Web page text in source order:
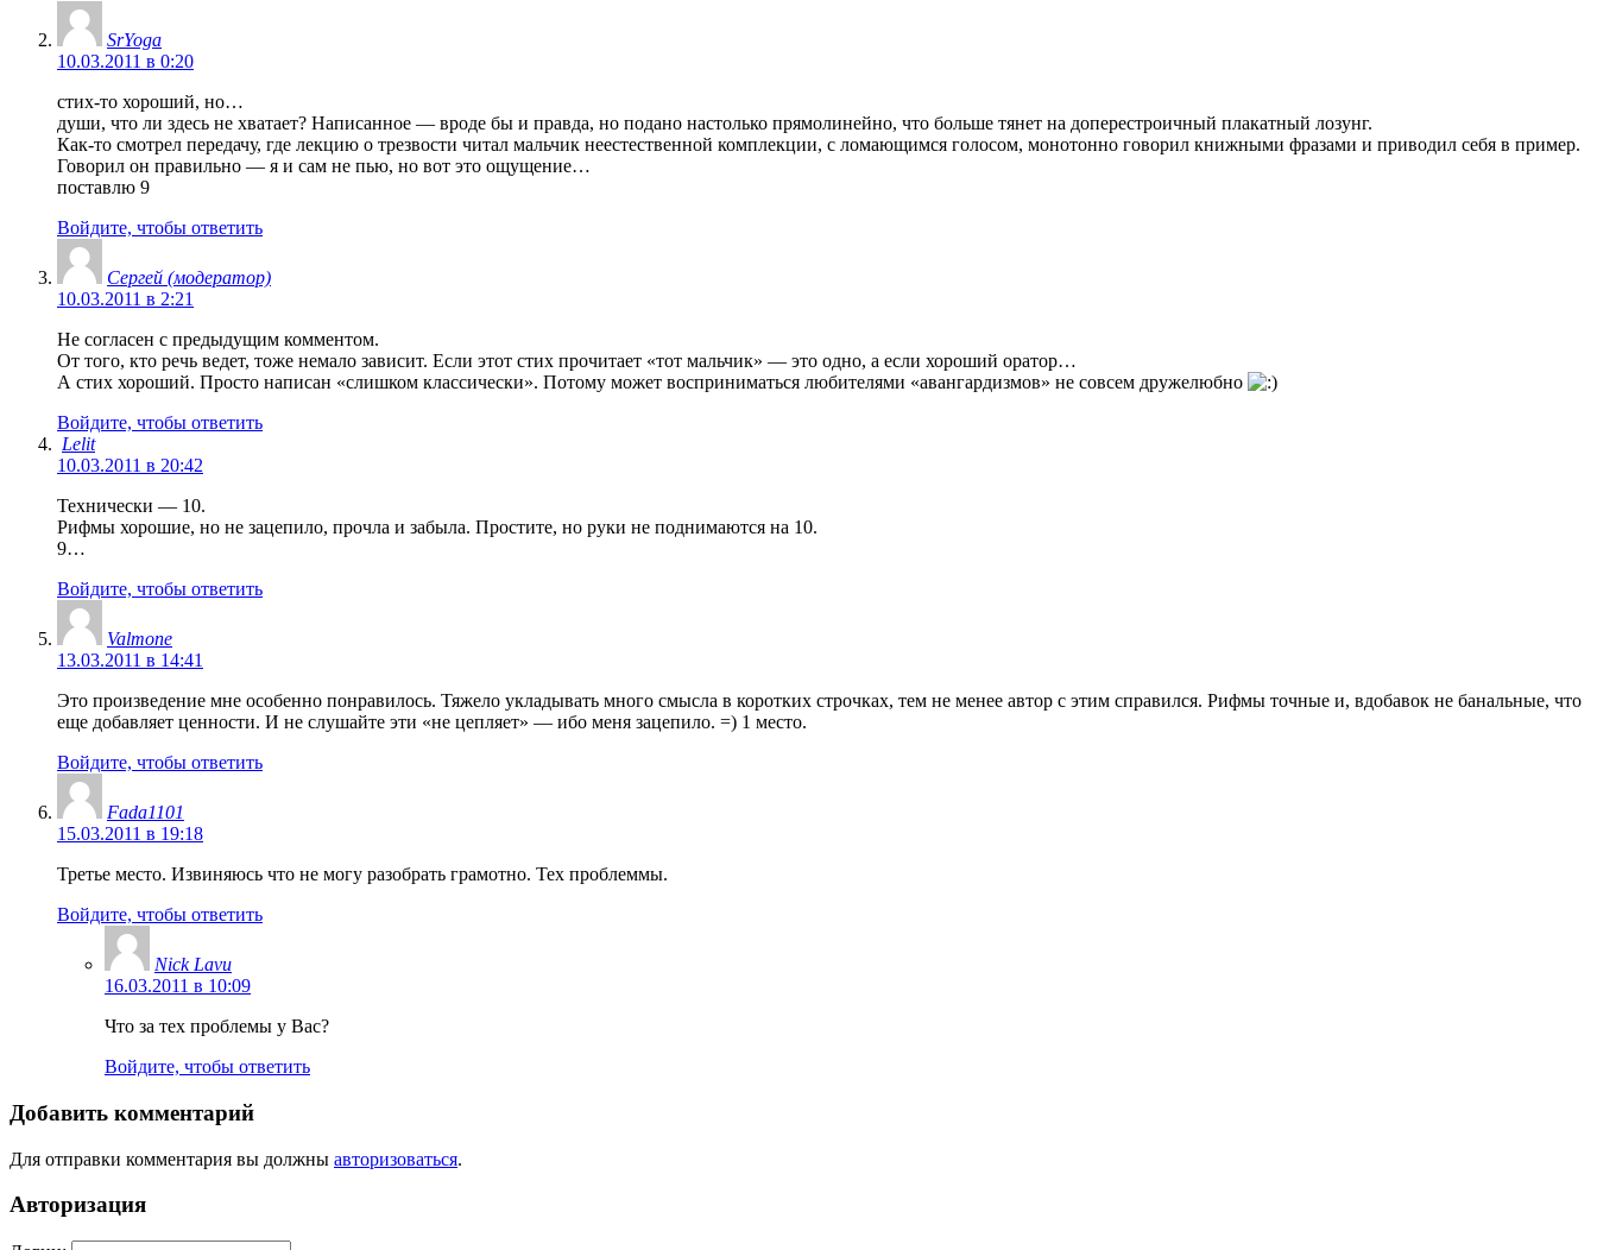
SrYoga
10.03.2011 в 0:20
стих-то хороший, но…
души, что ли здесь не хватает? Написанное — вроде бы и правда, но подано настолько прямолинейно, что больше тянет на доперестроичный плакатный лозунг.
Как-то смотрел передачу, где лекцию о трезвости читал мальчик неестественной комплекции, с ломающимся голосом, монотонно говорил книжными фразами и приводил себя в пример.
Говорил он правильно — я и сам не пью, но вот это ощущение…
поставлю 9
Войдите, чтобы ответить
Сергей (модератор)
10.03.2011 в 2:21
Не согласен с предыдущим комментом.
От того, кто речь ведет, тоже немало зависит. Если этот стих прочитает «тот мальчик» — это одно, а если хороший оратор…
А стих хороший. Просто написан «слишком классически». Потому может восприниматься любителями «авангардизмов» не совсем дружелюбно
Войдите, чтобы ответить
Lelit
10.03.2011 в 20:42
Технически — 10.
Рифмы хорошие, но не зацепило, прочла и забыла. Простите, но руки не поднимаются на 10.
9…
Войдите, чтобы ответить
Valmone
13.03.2011 в 14:41
Это произведение мне особенно понравилось. Тяжело укладывать много смысла в коротких строчках, тем не менее автор с этим справился. Рифмы точные и, вдобавок не банальные, что
еще добавляет ценности. И не слушайте эти «не цепляет» — ибо меня зацепило. =) 1 место.
Войдите, чтобы ответить
Fada1101
15.03.2011 в 19:18
Третье место. Извиняюсь что не могу разобрать грамотно. Тех проблеммы.
Войдите, чтобы ответить
Nick Lavu
16.03.2011 в 10:09
Что за тех проблемы у Вас?
Войдите, чтобы ответить
Добавить комментарий
Для отправки комментария вы должны авторизоваться.
Авторизация